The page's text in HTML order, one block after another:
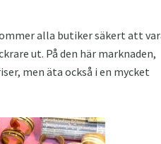
alla butiker säkert att
ut. På den här marknaden,
men äta också i en mycket